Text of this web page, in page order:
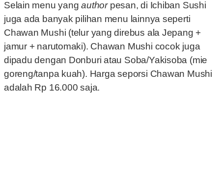
Selain menu yangauthor pesan, di Ichiban Sushi
juga ada banyak pilihan menu lainnya seperti
Chawan Mushi (telur yang direbus ala Jepang +
jamur + narutomaki). Chawan Mushi cocok juga
dipadu dengan Donburi atau Soba/Yakisoba (mie
goreng/tanpa kuah). Harga seporsi Chawan Mushi
adalah Rp 16.000 saja.